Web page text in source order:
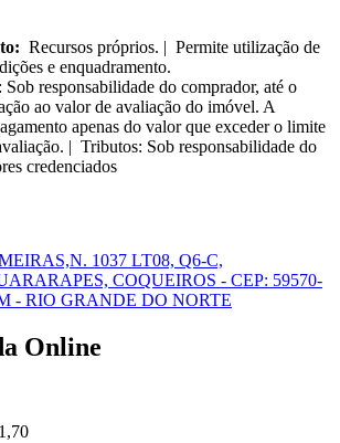
Recursos próprios. | Permite utilização de
e enquadramento.
responsabilidade do comprador, até o
ao valor de avaliação do imóvel. A
apenas do valor que exceder o limite
| Tributos: Sob responsabilidade do
credenciados
1037 LT08, Q6-C,
COQUEIROS - CEP: 59570-
- RIO GRANDE DO NORTE
Online